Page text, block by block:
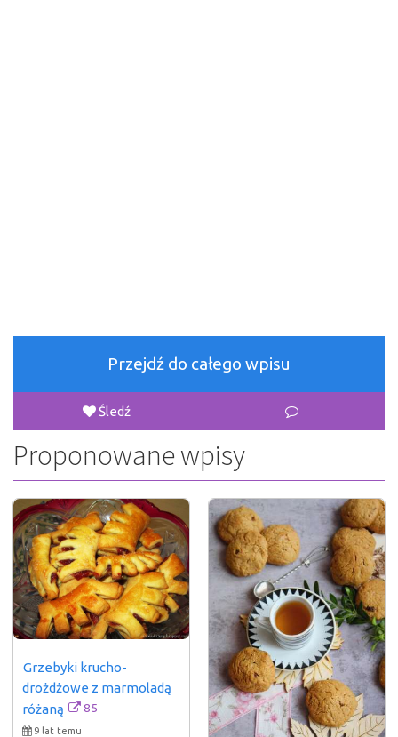
Przejdź do całego wpisu
Śledź
Proponowane wpisy
Grzebyki krucho-
drożdżowe z marmoladą
różaną
85
9 lat temu